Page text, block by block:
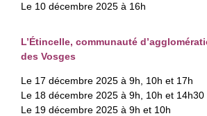
Le 10 décembre 2025 à 16h
L’Étincelle, communauté
des Vosges
Le 17 décembre 2025 à 9h, 10h et 17h
Le 18 décembre 2025 à 9h, 10h et 14h30
Le 19 décembre 2025 à 9h et 10h